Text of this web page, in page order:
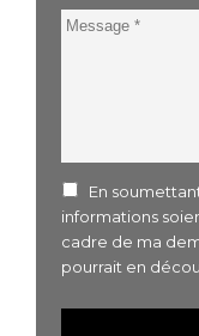
Message
En
informations
cadre de ma
pourrait en